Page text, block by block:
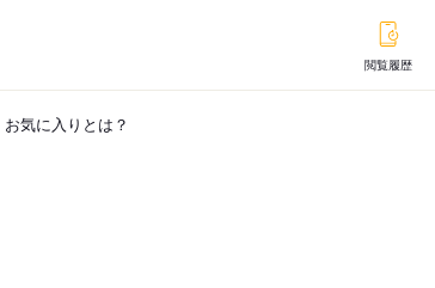
閲覧履歴
お気に入りとは？